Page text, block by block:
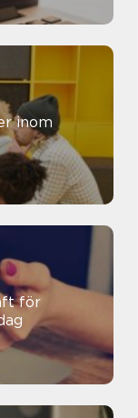
inom
för